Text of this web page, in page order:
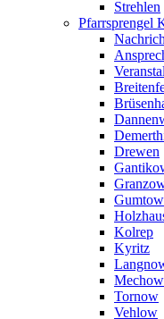
Strehlen
Pfarrsprengel
Drewen
Gumtow
Kolrep
Kyritz
Mechow
Tornow
Vehlow